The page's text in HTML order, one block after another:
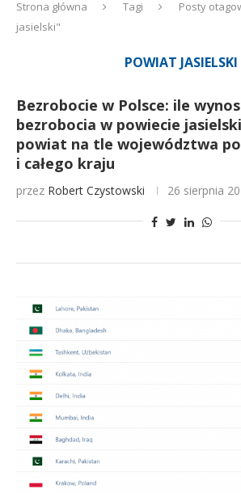
Strona główna Tagi
Posty
jasielski"
POWIAT JASIELSKI
Bezrobocie w Polsce: ile
bezrobocia w powiecie
powiat na tle województwa
i całego kraju
przez Robert Czystowski 26 sierpnia